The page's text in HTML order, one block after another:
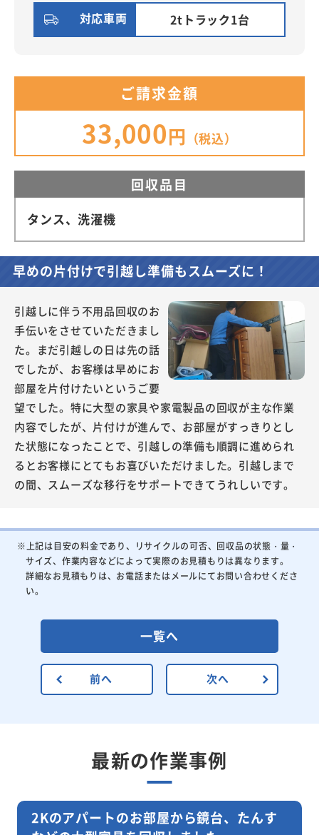
対応車両 2tトラック1台
ご請求金額
33,000円 （税込）
回収品目
タンス、洗濯機
早めの片付けで引越し準備もスムーズに！
引越しに伴う不用品回収のお
手伝いをさせていただきまし
た。まだ引越しの日は先の話
でしたが、お客様は早めにお
部屋を片付けたいというご要
望でした。特に大型の家具や家電製品の回収が主な作業
内容でしたが、片付けが進んで、お部屋がすっきりとし
た状態になったことで、引越しの準備も順調に進められ
るとお客様にとてもお喜びいただけました。引越しまで
の間、スムーズな移行をサポートできてうれしいです。
※上記は目安の料金であり、リサイクルの可否、回収品の状態・量・
サイズ、作業内容などによって実際のお見積もりは異なります。
詳細なお見積もりは、お電話またはメールにてお問い合わせくださ
い。
前へ
一覧へ
次へ
最新の作業事例
2Kのアパートのお部屋から鏡台、たんす